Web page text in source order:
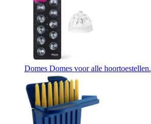
Domes Domes voor alle hoortoestellen.